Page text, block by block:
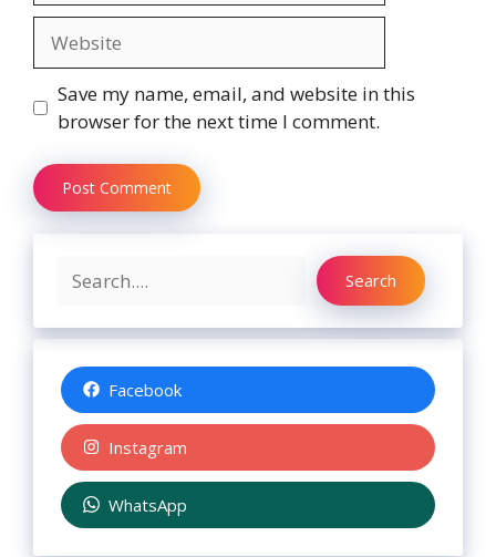
Save my name, email, and website in this
browser for the next time I comment.
Search Search
Facebook
Instagram
WhatsApp